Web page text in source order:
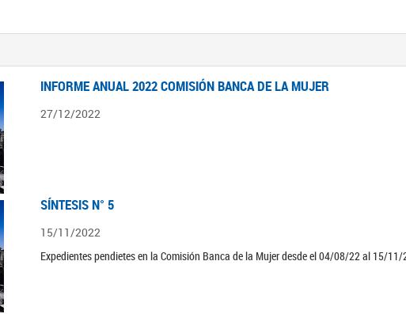
INFORME ANUAL 2022 COMISIÓN BANCA DE LA MUJER
27/12/2022
SÍNTESIS N° 5
15/11/2022
Expedientes pendietes en la Comisión Banca de la Mujer desde el 04/08/22 al 15/